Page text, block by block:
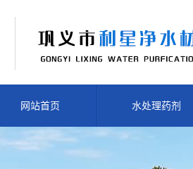
网站首页 水处理药剂